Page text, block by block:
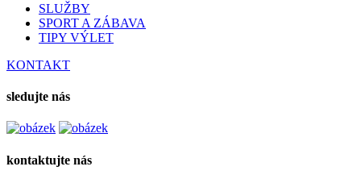
SLUŽBY
SPORT A ZÁBAVA
TIPY VÝLET
KONTAKT
sledujte nás
kontaktujte nás